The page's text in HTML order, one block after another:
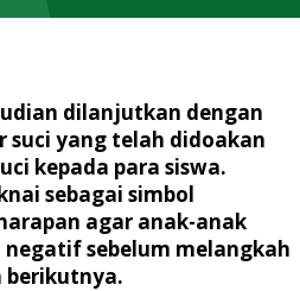
dilanjutkan dengan
suci yang telah didoakan
kepada para siswa.
sebagai simbol
agar anak-anak
sebelum melangkah
berikutnya.